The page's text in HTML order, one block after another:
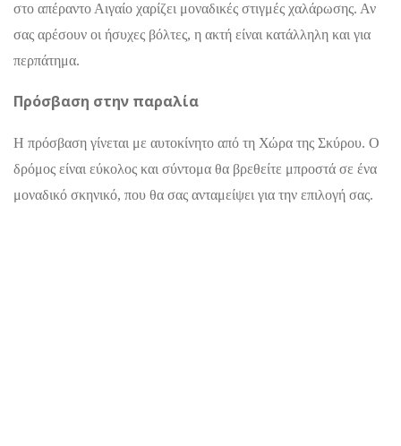
στο απέραντο Αιγαίο χαρίζει μοναδικές στιγμές χαλάρωσης. Αν
σας αρέσουν οι ήσυχες βόλτες, η ακτή είναι κατάλληλη και για
περπάτημα.
Πρόσβαση στην παραλία
Η πρόσβαση γίνεται με αυτοκίνητο από τη Χώρα της Σκύρου. Ο
δρόμος είναι εύκολος και σύντομα θα βρεθείτε μπροστά σε ένα
μοναδικό σκηνικό, που θα σας ανταμείψει για την επιλογή σας.